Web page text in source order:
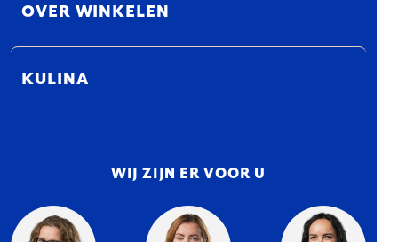
OVER WINKELEN
KULINA
WIJ ZIJN ER VOOR U